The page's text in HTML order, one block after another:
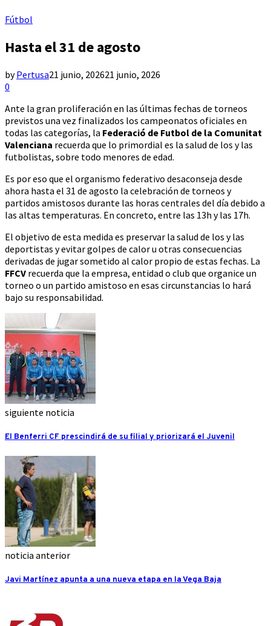
Fútbol
Hasta el 31 de agosto
byPertusa21 junio, 202621 junio, 2026
0
Ante la gran proliferación en las últimas fechas de torneos
previstos una vez finalizados los campeonatos oficiales en
todas las categorías, la Federació de Futbol de la Comunitat
Valenciana recuerda que lo primordial es la salud de los y las
futbolistas, sobre todo menores de edad.
Es por eso que el organismo federativo desaconseja desde
ahora hasta el 31 de agosto la celebración de torneos y
partidos amistosos durante las horas centrales del día debido a
las altas temperaturas. En concreto, entre las 13h y las 17h.
El objetivo de esta medida es preservar la salud de los y las
deportistas y evitar golpes de calor u otras consecuencias
derivadas de jugar sometido al calor propio de estas fechas. La
FFCV recuerda que la empresa, entidad o club que organice un
torneo o un partido amistoso en esas circunstancias lo hará
bajo su responsabilidad.
siguiente noticia
El Benferri CF prescindirá de su filial y priorizará el Juvenil
noticia anterior
Javi Martínez apunta a una nueva etapa en la Vega Baja